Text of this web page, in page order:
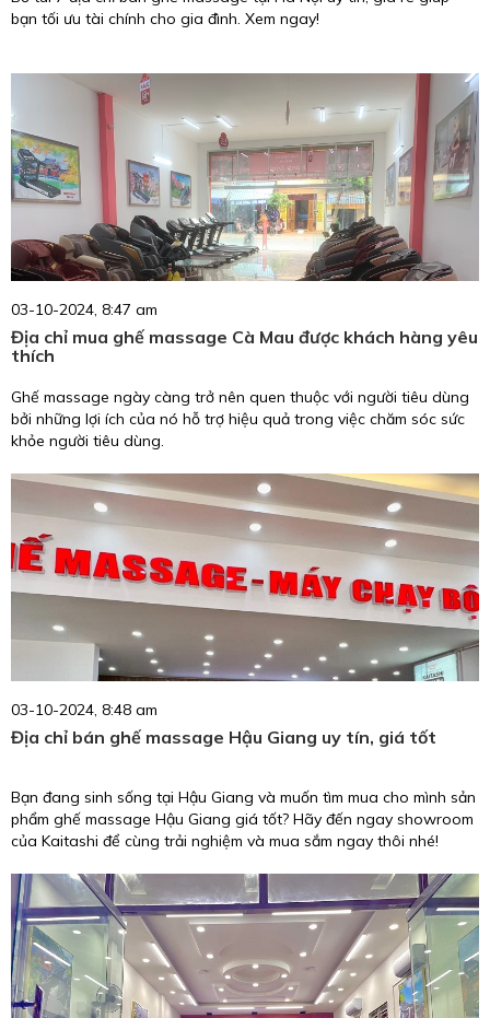
bạn tối ưu tài chính cho gia đình. Xem ngay!
03-10-2024, 8:47 am
Địa chỉ mua ghế massage Cà Mau được khách hàng yêu
thích
Ghế massage ngày càng trở nên quen thuộc với người tiêu dùng
bởi những lợi ích của nó hỗ trợ hiệu quả trong việc chăm sóc sức
khỏe người tiêu dùng.
03-10-2024, 8:48 am
Địa chỉ bán ghế massage Hậu Giang uy tín, giá tốt
Bạn đang sinh sống tại Hậu Giang và muốn tìm mua cho mình sản
phẩm ghế massage Hậu Giang giá tốt? Hãy đến ngay showroom
của Kaitashi để cùng trải nghiệm và mua sắm ngay thôi nhé!